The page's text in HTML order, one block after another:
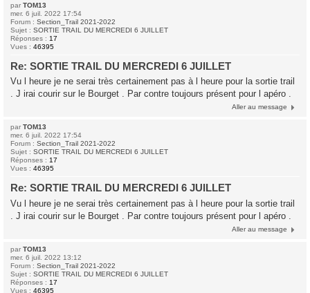
par TOM13
mer. 6 juil. 2022 17:54
Forum : Section_Trail 2021-2022
Sujet : SORTIE TRAIL DU MERCREDI 6 JUILLET
Réponses : 17
Vues : 46395
Re: SORTIE TRAIL DU MERCREDI 6 JUILLET
Vu l heure je ne serai très certainement pas à l heure pour la sortie trail
. J irai courir sur le Bourget . Par contre toujours présent pour l apéro .
Aller au message
par TOM13
mer. 6 juil. 2022 17:54
Forum : Section_Trail 2021-2022
Sujet : SORTIE TRAIL DU MERCREDI 6 JUILLET
Réponses : 17
Vues : 46395
Re: SORTIE TRAIL DU MERCREDI 6 JUILLET
Vu l heure je ne serai très certainement pas à l heure pour la sortie trail
. J irai courir sur le Bourget . Par contre toujours présent pour l apéro .
Aller au message
par TOM13
mer. 6 juil. 2022 13:12
Forum : Section_Trail 2021-2022
Sujet : SORTIE TRAIL DU MERCREDI 6 JUILLET
Réponses : 17
Vues : 46395